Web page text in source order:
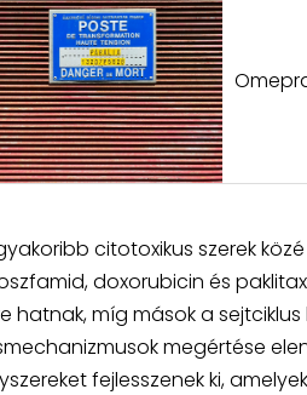
citotoxikus szerek
doxorubicin és
hatnak, míg mások a
megértése
fejlesszenek ki,